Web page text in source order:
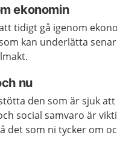
ekonomin
tidigt gå igenom
kan underlätta
nu
den som är sjuk
social samvaro är
det som ni tycker om